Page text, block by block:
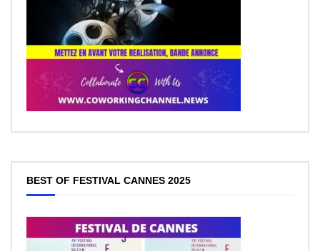
BEST OF FESTIVAL CANNES 2025